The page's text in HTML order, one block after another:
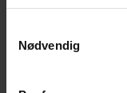
Nødvendig
Formålet med
anvendelig